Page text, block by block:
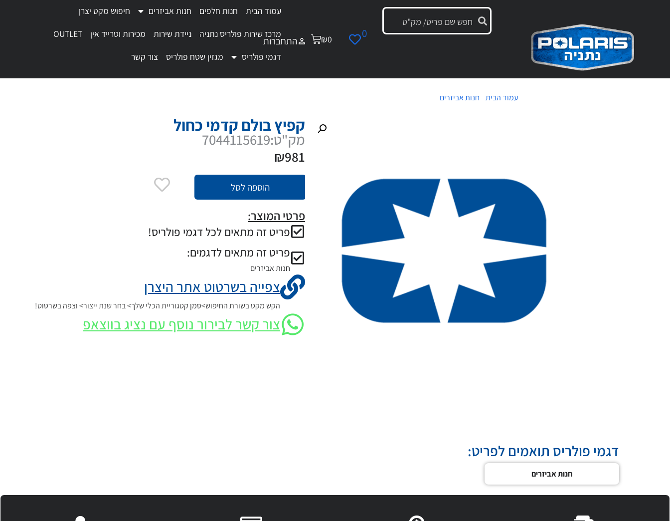
0
₪0 התחברות
עמוד הבית חנות חלפים חנות אביזרים
חיפוש מקט יצרן
מרכז שירות פולריס נתניה
ניידת שירות מכירות וטרייד אין
OUTLET
דגמי פולריס
מגזין שטח פולריס צור קשר
קפיץ בולם קדמי כחול
מק"ט:7044115619
₪981
הוספה לסל
פרטי המוצר:
פריט זה מתאים לכל דגמי פולריס!
פריט זה מתאים לדגמים:
חנות אביזרים
צפייה בשרטוט אתר היצרן
הקש מקט בשורת החיפוש>סמן קטגוריית הכלי שלך> בחר שנת ייצור> וצפה בשרטוט!
צור קשר לבירור נוסף עם נציג בווצאפ
עמוד הבית חנות אביזרים
דגמי פולריס תואמים לפריט:
חנות אביזרים